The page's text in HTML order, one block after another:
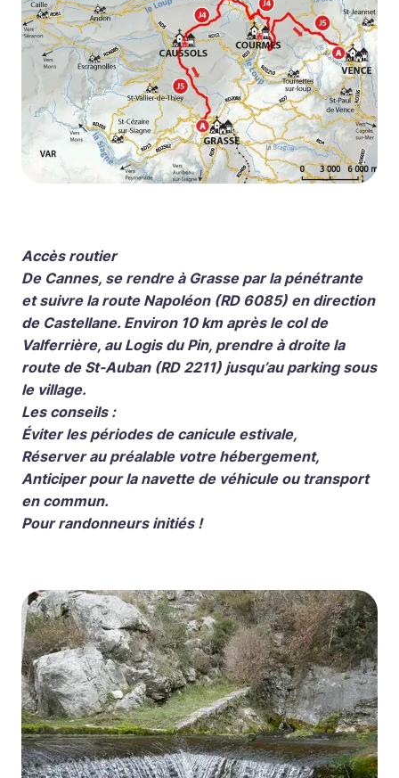
Accès routier
De Cannes, se rendre à Grasse par la pénétrante
et suivre la route Napoléon (RD 6085) en direction
de Castellane. Environ 10 km après le col de
Valferrière, au Logis du Pin, prendre à droite la
route de St-Auban (RD 2211) jusqu’au parking sous
le village.
Les conseils :
Éviter les périodes de canicule estivale,
Réserver au préalable votre hébergement,
Anticiper pour la navette de véhicule ou transport
en commun.
Pour randonneurs initiés !